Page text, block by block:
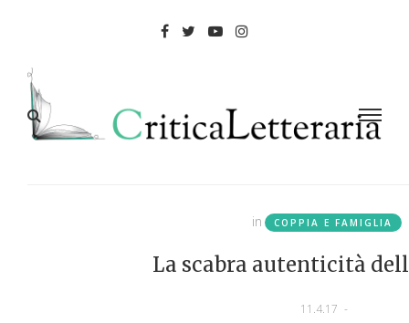
in COPPIA E FAMIGLIA
La scabra autenticità
11.4.17 -